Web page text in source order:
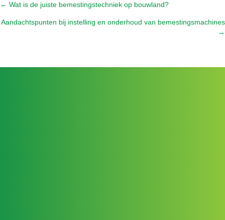
Posts
navigation
← Wat is de juiste bemestingstechniek op bouwland?
Aandachtspunten bij instelling en onderhoud van bemestingsmachines
→